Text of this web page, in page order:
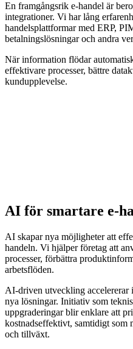
En framgångsrik e-handel är
integrationer. Vi har lång
handelsplattformar med ERP,
betalningslösningar och andra
När information flödar
effektivare processer, bättre
kundupplevelse.
AI för smartare e-
AI skapar nya möjligheter att
handeln. Vi hjälper företag att
processer, förbättra
arbetsflöden.
AI-driven utveckling accelererar
nya lösningar. Initiativ som
uppgraderingar blir enklare att
kostnadseffektivt, samtidigt som
och tillväxt.